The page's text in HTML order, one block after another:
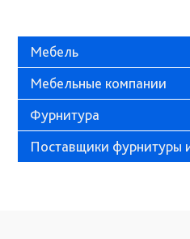
Мебель
Мебельные компании
Фурнитура
Поставщики фурнитуры